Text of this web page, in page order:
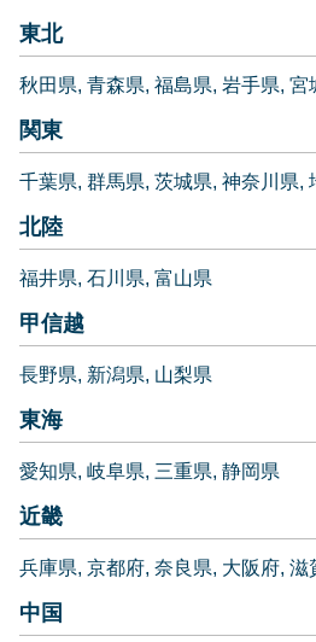
東北
秋田県 青森県 福島県 岩手県 宮
関東
千葉県 群馬県 茨城県 神奈川県
北陸
福井県 石川県 富山県
甲信越
長野県 新潟県 山梨県
東海
愛知県 岐阜県 三重県 静岡県
近畿
兵庫県 京都府 奈良県 大阪府 滋
中国